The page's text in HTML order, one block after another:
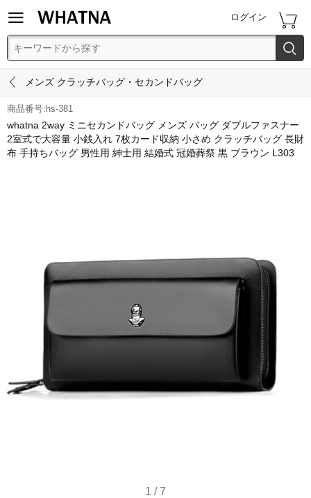
 ログイン 

 メンズ クラッチバッグ・セカンドバッグ
商品番号:hs-381
whatna 2way ミニセカンドバッグ メンズ バッグ ダブルファスナー
2室式で大容量 小銭入れ 7枚カード収納 小さめ クラッチバッグ 長財
布 手持ちバッグ 男性用 紳士用 結婚式 冠婚葬祭 黒 ブラウン L303
1 /7